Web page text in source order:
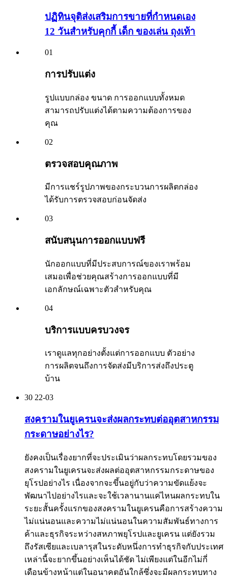
ปฏิทินจุติส่งเสริมการขายที่กำหนดเอง
12 วันสำหรับคุกกี้ เด็ก ของเล่น ถุงเท้า
01
การปรับแต่ง
รูปแบบกล่อง ขนาด การออกแบบทั้งหมด
สามารถปรับแต่งได้ตามความต้องการของ
คุณ
02
ตรวจสอบคุณภาพ
มีการแชร์รูปภาพของกระบวนการผลิตกล่อง
ได้รับการตรวจสอบก่อนจัดส่ง
03
สนับสนุนการออกแบบฟรี
นักออกแบบที่มีประสบการณ์ของเราพร้อม
เสมอเพื่อช่วยคุณสร้างการออกแบบที่มี
เอกลักษณ์เฉพาะตัวสำหรับคุณ
04
บริการแบบครบวงจร
เราดูแลทุกอย่างตั้งแต่การออกแบบ ตัวอย่าง
การผลิตจนถึงการจัดส่งมีบริการส่งถึงประตู
บ้าน
30 22-03
สงครามในยูเครนจะส่งผลกระทบต่ออุตสาหกรรม
กระดาษอย่างไร?
ยังคงเป็นเรื่องยากที่จะประเมินว่าผลกระทบโดยรวมของ
สงครามในยูเครนจะส่งผลต่ออุตสาหกรรมกระดาษของ
ยุโรปอย่างไร เนื่องจากจะขึ้นอยู่กับว่าความขัดแย้งจะ
พัฒนาไปอย่างไรและจะใช้เวลานานแค่ไหนผลกระทบใน
ระยะสั้นครั้งแรกของสงครามในยูเครนคือการสร้างความ
ไม่แน่นอนและความไม่แน่นอนในความสัมพันธ์ทางการ
ค้าและธุรกิจระหว่างสหภาพยุโรปและยูเครน แต่ยังรวม
ถึงรัสเซียและเบลารุสในระดับหนึ่งการทำธุรกิจกับประเทศ
เหล่านี้จะยากขึ้นอย่างเห็นได้ชัด ไม่เพียงแต่ในอีกไม่กี่
เดือนข้างหน้าแต่ในอนาคตอันใกล้ซึ่งจะมีผลกระทบทาง